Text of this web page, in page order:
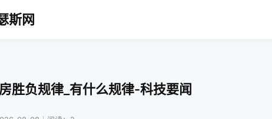
斯网
胜负规律_有什么规律-科技要闻